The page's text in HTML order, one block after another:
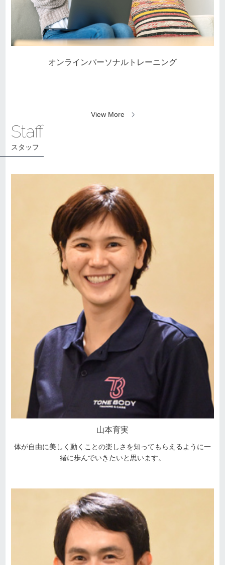
オンラインパーソナルトレーニング
View More
Staff
スタッフ
山本育実
体が自由に美しく動くことの楽しさを知ってもらえるように一
緒に歩んでいきたいと思います。